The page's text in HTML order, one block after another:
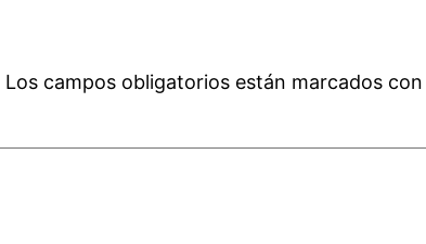
Los campos obligatorios están marcados